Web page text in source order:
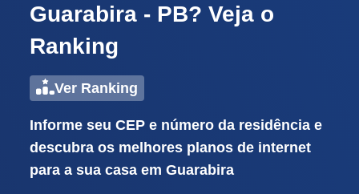
Guarabira - PB? Veja o
Ranking
Ver Ranking
Informe seu CEP e número da residência e
descubra os melhores planos de internet
para a sua casa em Guarabira